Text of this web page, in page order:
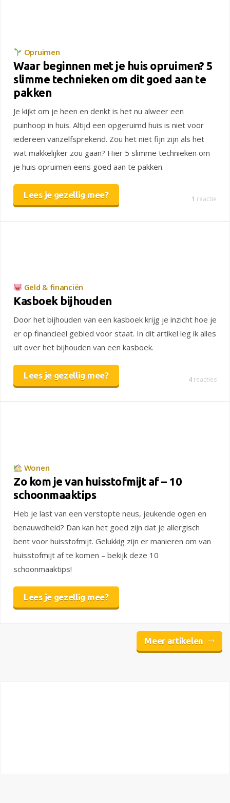
Opruimen
Waar beginnen met je huis opruimen? 5
slimme technieken om dit goed aan te
pakken
Je kijkt om je heen en denkt is het nu alweer een
puinhoop in huis. Altijd een opgeruimd huis is niet voor
iedereen vanzelfsprekend. Zou het niet fijn zijn als het
wat makkelijker zou gaan? Hier 5 slimme technieken om
je huis opruimen eens goed aan te pakken.
Lees je gezellig mee? 1 reactie
Geld & financiën
Kasboek bijhouden
Door het bijhouden van een kasboek krijg je inzicht hoe je
er op financieel gebied voor staat. In dit artikel leg ik alles
uit over het bijhouden van een kasboek.
Lees je gezellig mee? 4 reacties
Wonen
Zo kom je van huisstofmijt af – 10
schoonmaaktips
Heb je last van een verstopte neus, jeukende ogen en
benauwdheid? Dan kan het goed zijn dat je allergisch
bent voor huisstofmijt. Gelukkig zijn er manieren om van
huisstofmijt af te komen – bekijk deze 10
schoonmaaktips!
Lees je gezellig mee?
Meer artikelen